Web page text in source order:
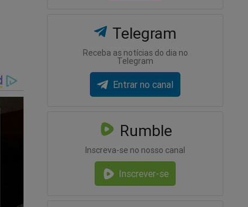
Telegram
Receba as notícias do dia no
Telegram
Entrar no canal
Rumble
Inscreva-se no nosso canal
Inscrever-se